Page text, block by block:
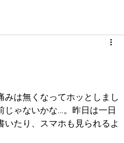
は無くなってホッとしまし
じゃないかな…。昨日は一日
たり、スマホも見られるよ